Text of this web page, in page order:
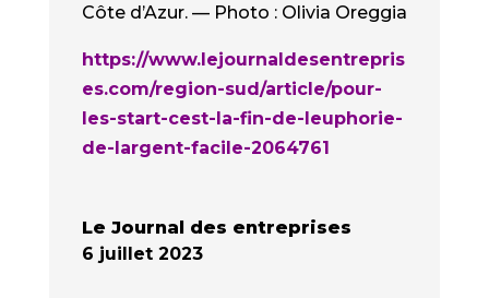
Côte d’Azur. — Photo : Olivia Oreggia
https://www.lejournaldesentrepris
es.com/region-sud/article/pour-
les-start-cest-la-fin-de-leuphorie-
de-largent-facile-2064761
Le Journal des entreprises
6 juillet 2023